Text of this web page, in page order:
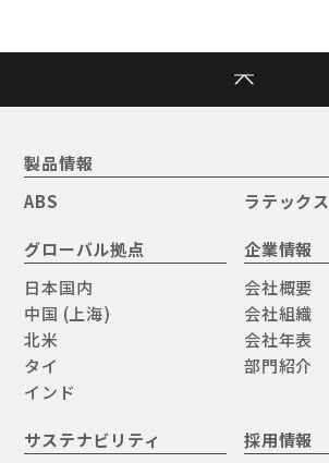
製品情報
ABS
ラテックス
グローバル拠点
日本国内
中国 (上海)
北米
タイ
インド
企業情報
会社概要
会社組織
会社年表
部門紹介
サステナビリティ 採用情報